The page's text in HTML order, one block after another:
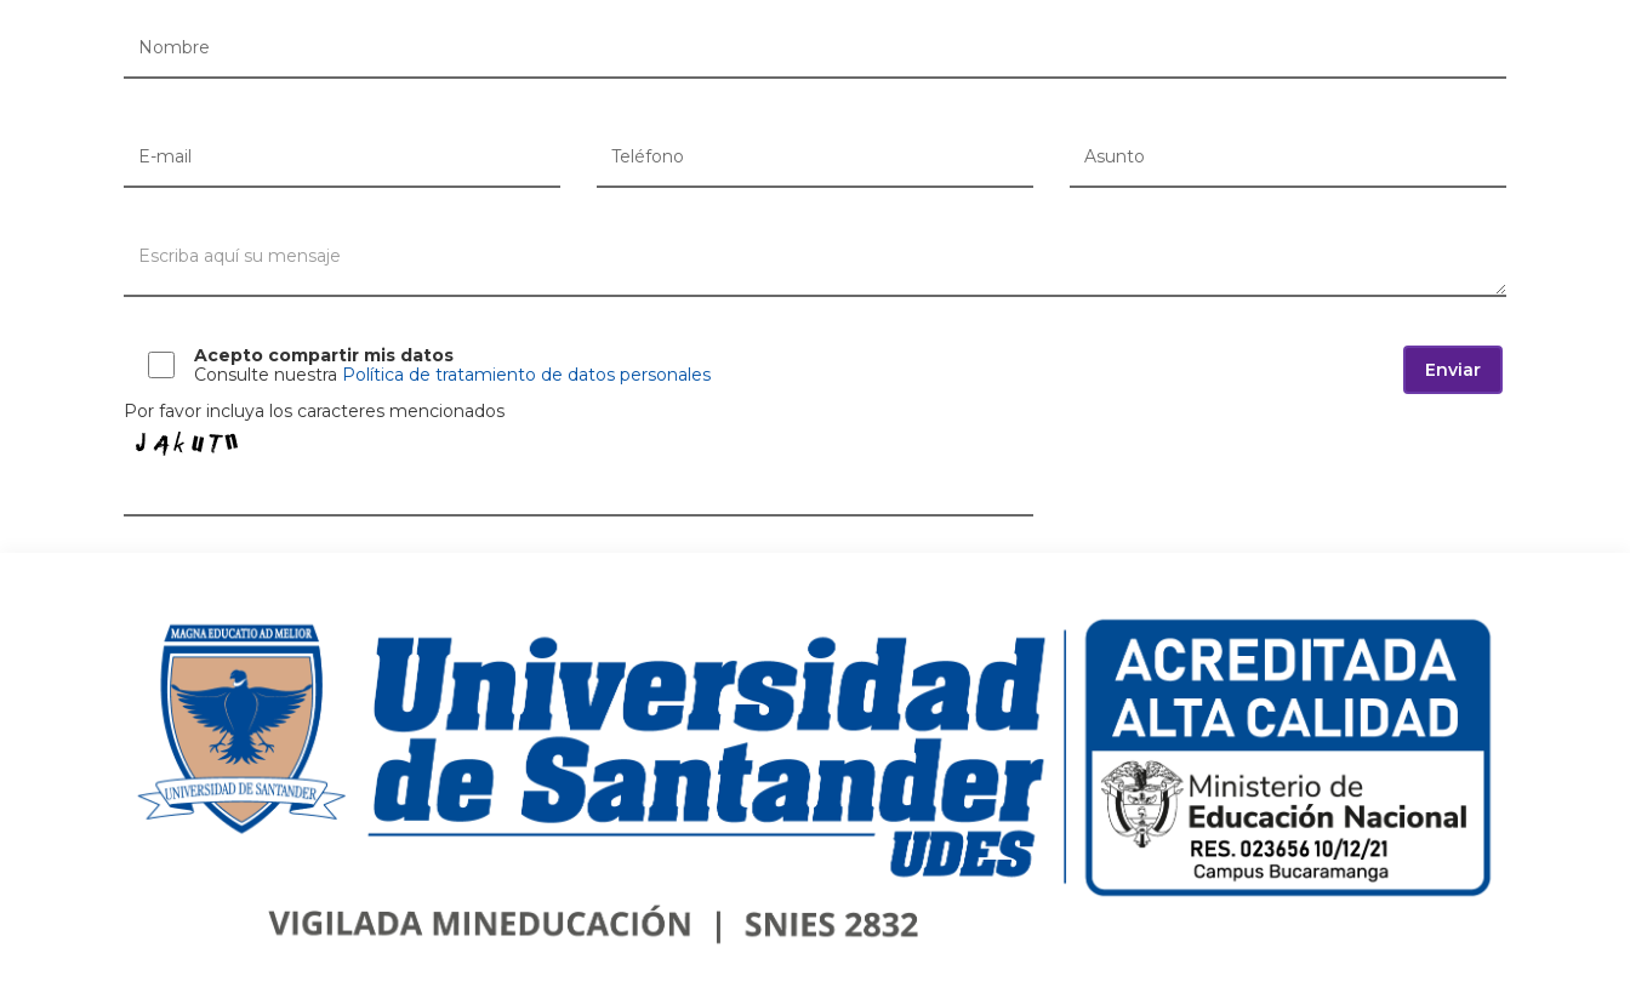
Acepto compartir mis datos
Consulte nuestra Política de tratamiento de datos personales
Por favor incluya los caracteres mencionados
Enviar